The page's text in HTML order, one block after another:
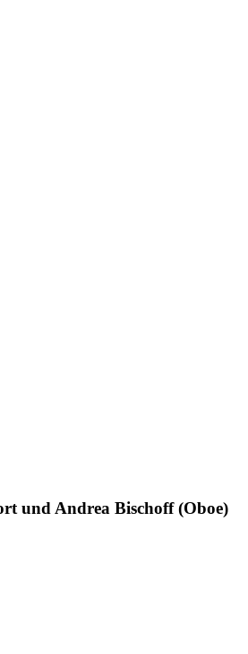
und Andrea Bischoff (Oboe)